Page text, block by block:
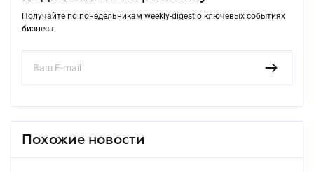
Получайте по понедельникам weekly-digest о ключевых событиях
бизнеса
Похожие новости